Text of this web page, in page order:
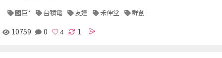
國巨* 台積電 友達 禾伸堂 群創
10759 0 1